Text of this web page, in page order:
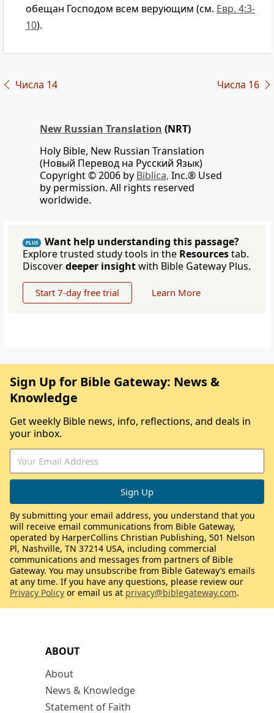
обещан Господом всем верующим (см. Евр. 4:3-
10).
Числа 14 Числа 16
New Russian Translation (NRT)
Holy Bible, New Russian Translation
(Новый Перевод на Русский Язык)
Copyright © 2006 by Biblica, Inc.® Used
by permission. All rights reserved
worldwide.
PLUS
Want help understanding this passage?
Explore trusted study tools in the Resourcestab.
Discoverdeeper insightwith Bible Gateway Plus.
Start 7-day free trial Learn More
ABOUT
About
News & Knowledge
Statement of Faith
Sign Up for Bible Gateway: News &
Knowledge
Get weekly Bible news, info, reflections, and deals in
your inbox.
By submitting your email address, you understand that you
will receive email communications from Bible Gateway,
operated by HarperCollins Christian Publishing, 501 Nelson
Pl, Nashville, TN 37214 USA, including commercial
communications and messages from partners of Bible
Gateway. You may unsubscribe from Bible Gateway’s emails
at any time. If you have any questions, please review our
Privacy Policy or email us at privacy@biblegateway.com.